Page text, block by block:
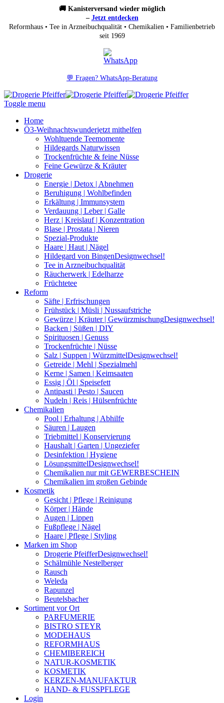
🚚 Kanisterversand wieder möglich
– Jetzt entdecken
Reformhaus • Tee in Arzneibuchqualität • Chemikalien • Familienbetrieb
seit 1969
💬 Fragen? WhatsApp-Beratung
Toggle menu
Home
Ö3-Weihnachtswunderjetzt mithelfen
Wohltuende Teemomente
Hildegards Naturwissen
Trockenfrüchte & feine Nüsse
Feine Gewürze & Kräuter
Drogerie
Energie | Detox | Abnehmen
Beruhigung | Wohlbefinden
Erkältung | Immunsystem
Verdauung | Leber | Galle
Herz | Kreislauf | Konzentration
Blase | Prostata | Nieren
Spezial-Produkte
Haare | Haut | Nägel
Hildegard von BingenDesignwechsel!
Tee in Arzneibuchqualität
Räucherwerk | Edelharze
Früchtetee
Reform
Säfte | Erfrischungen
Frühstück | Müsli | Nussaufstriche
Gewürze | Kräuter | GewürzmischungDesignwechsel!
Backen | Süßen | DIY
Spirituosen | Genuss
Trockenfrüchte | Nüsse
Salz | Suppen | WürzmittelDesignwechsel!
Getreide | Mehl | Spezialmehl
Kerne | Samen | Keimsaaten
Essig | Öl | Speisefett
Antipasti | Pesto | Saucen
Nudeln | Reis | Hülsenfrüchte
Chemikalien
Pool | Erhaltung | Abhilfe
Säuren | Laugen
Triebmittel | Konservierung
Haushalt | Garten | Ungeziefer
Desinfektion | Hygiene
LösungsmittelDesignwechsel!
Chemikalien nur mit GEWERBESCHEIN
Chemikalien im großen Gebinde
Kosmetik
Gesicht | Pflege | Reinigung
Körper | Hände
Augen | Lippen
Fußpflege | Nägel
Haare | Pflege | Styling
Marken im Shop
Drogerie PfeifferDesignwechsel!
Schälmühle Nestelberger
Rausch
Weleda
Rapunzel
Beutelsbacher
Sortiment vor Ort
PARFUMERIE
BISTRO STEYR
MODEHAUS
REFORMHAUS
CHEMIBEREICH
NATUR-KOSMETIK
KOSMETIK
KERZEN-MANUFAKTUR
HAND- & FUSSPFLEGE
Login